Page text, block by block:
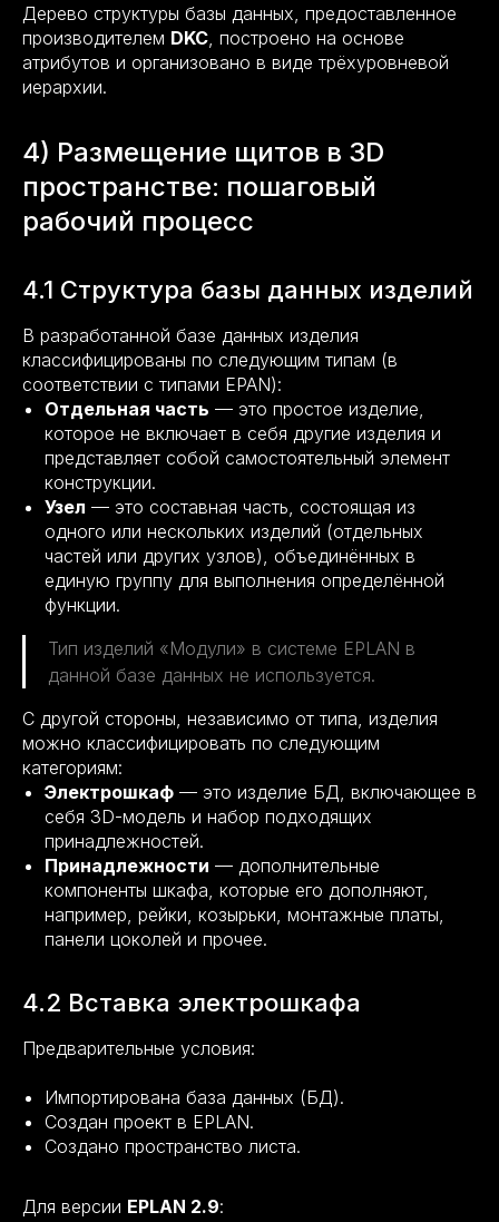
Дерево структуры базы данных, предоставленное
производителем DKC , построено на основе
атрибутов и организовано в виде трёхуровневой
иерархии.
4) Размещение щитов в 3D
пространстве: пошаговый
рабочий процесс
4.1 Структура базы данных изделий
В разработанной базе данных изделия
классифицированы по следующим типам (в
соответствии с типами EPAN):
Отдельная часть — это простое изделие,
которое не включает в себя другие изделия и
представляет собой самостоятельный элемент
конструкции.
Узел — это составная часть, состоящая из
одного или нескольких изделий (отдельных
частей или других узлов), объединённых в
единую группу для выполнения определённой
функции.
Тип изделий «Модули» в системе EPLAN в
данной базе данных не используется.
С другой стороны, независимо от типа, изделия
можно классифицировать по следующим
категориям:
Электрошкаф — это изделие БД, включающее в
себя 3D-модель и набор подходящих
принадлежностей.
Принадлежности — дополнительные
компоненты шкафа, которые его дополняют,
например, рейки, козырьки, монтажные платы,
панели цоколей и прочее.
4.2 Вставка электрошкафа
Предварительные условия:
Импортирована база данных (БД).
Создан проект в EPLAN.
Создано пространство листа.
Для версии EPLAN 2.9: